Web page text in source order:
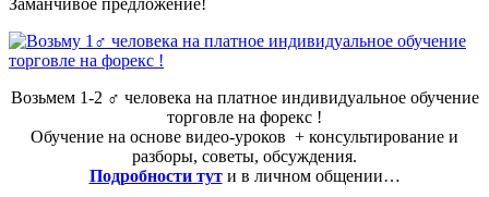
Возьмем 1-2 ‍♂️ человека на платное индивидуальное обучение
торговле на форекс !
Обучение на основе видео-уроков ️ + консультирование и
разборы, советы, обсуждения.
Подробности тут и в личном общении…